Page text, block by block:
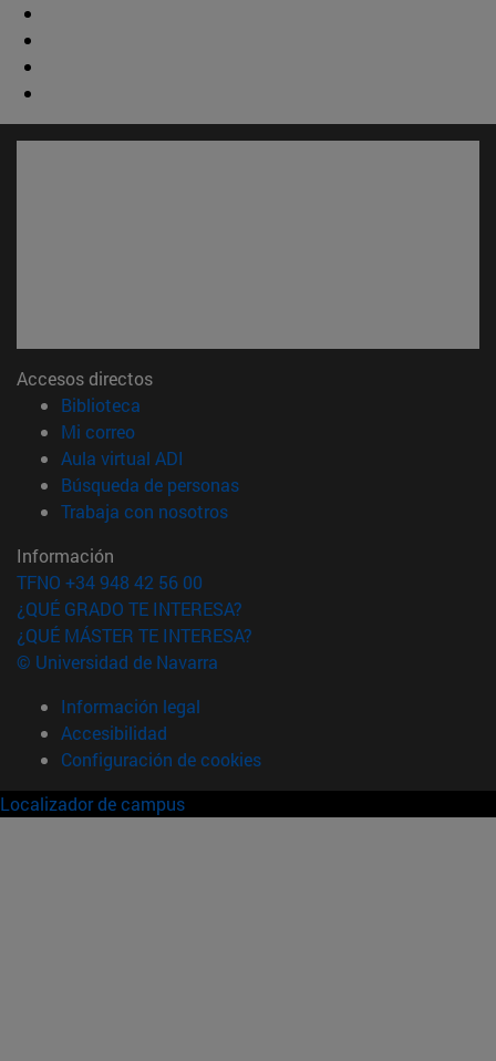
Accesos directos
Biblioteca
Mi correo(abre en nueva ventana)
Aula virtual ADI
Búsqueda de personas(abre en nueva ventana)
Trabaja con nosotros(abre en nueva ventana)
Información
TFNO +34 948 42 56 00
¿QUÉ GRADO TE INTERESA?
¿QUÉ MÁSTER TE INTERESA?
© Universidad de Navarra
Información legal
Accesibilidad
Configuración de cookies
Localizador de campus